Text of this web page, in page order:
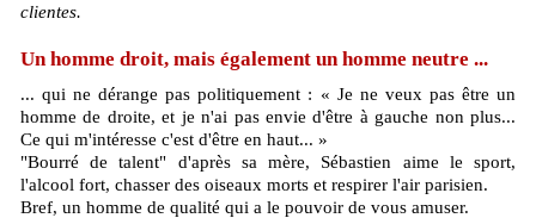
clientes.
Un homme droit, mais également un homme neutre ...
... qui ne dérange pas politiquement : « Je ne veux pas être un
homme de droite, et je n'ai pas envie d'être à gauche non plus...
Ce qui m'intéresse c'est d'être en haut... »
"Bourré de talent" d'après sa mère, Sébastien aime le sport,
l'alcool fort, chasser des oiseaux morts et respirer l'air parisien.
Bref, un homme de qualité qui a le pouvoir de vous amuser.